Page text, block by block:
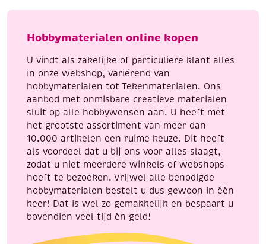
vorm,
aantal
24
22
aantal
Hobbymaterialen online kopen
U vindt als zakelijke of particuliere klant alles
in onze webshop, variërend van
hobbymaterialen tot Tekenmaterialen. Ons
aanbod met onmisbare creatieve materialen
sluit op alle hobbywensen aan. U heeft met
het grootste assortiment van meer dan
10.000 artikelen een ruime keuze. Dit heeft
als voordeel dat u bij ons voor alles slaagt,
zodat u niet meerdere winkels of webshops
hoeft te bezoeken. Vrijwel alle benodigde
hobbymaterialen bestelt u dus gewoon in één
keer! Dat is wel zo gemakkelijk en bespaart u
bovendien veel tijd én geld!